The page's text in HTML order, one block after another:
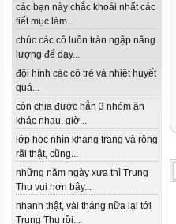
các bạn này chắc khoái nhất các
tiết mục làm...
chúc các cô luôn tràn ngập năng
lượng để dạy...
đội hình các cô trẻ và nhiệt huyết
quá...
còn chia được hẳn 3 nhóm ăn
khác nhau, giờ...
lớp học nhìn khang trang và rộng
rãi thật, cũng...
những năm ngày xưa thì Trung
Thu vui hơn bây...
nhanh thật, vài tháng nữa lại tới
Trung Thu rồi...